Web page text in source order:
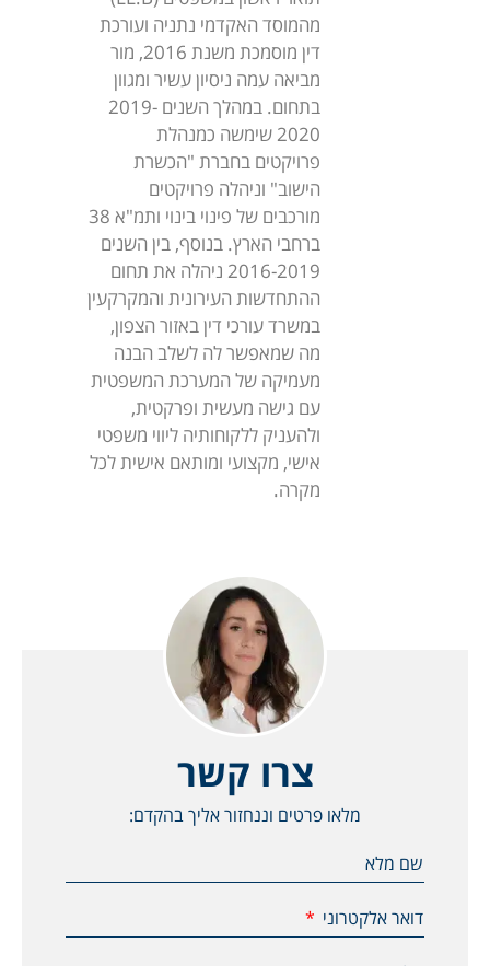
מהמוסד האקדמי נתניה ועורכת
דין מוסמכת משנת 2016, מור
מביאה עמה ניסיון עשיר ומגוון
בתחום. במהלך השנים 2019-
2020 שימשה כמנהלת
פרויקטים בחברת "הכשרת
הישוב" וניהלה פרויקטים
מורכבים של פינוי בינוי ותמ"א 38
ברחבי הארץ. בנוסף, בין השנים
2016-2019 ניהלה את תחום
ההתחדשות העירונית והמקרקעין
במשרד עורכי דין באזור הצפון,
מה שמאפשר לה לשלב הבנה
מעמיקה של המערכת המשפטית
עם גישה מעשית ופרקטית,
ולהעניק ללקוחותיה ליווי משפטי
אישי, מקצועי ומותאם אישית לכל
מקרה.
צרו קשר
מלאו פרטים וננחזור אליך בהקדם:
שם מלא
דואר אלקטרוני